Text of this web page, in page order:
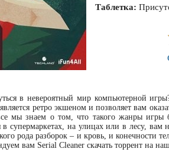
Таблетка:
в невероятный мир компьютерной
ретро экшеном и позволяет вам
мы знаем о том, что такого жанры
в супермаркетах, на улицах или в лесу,
рода разборок – и кровь, и конечности
вам Serial Cleaner скачать торрент на